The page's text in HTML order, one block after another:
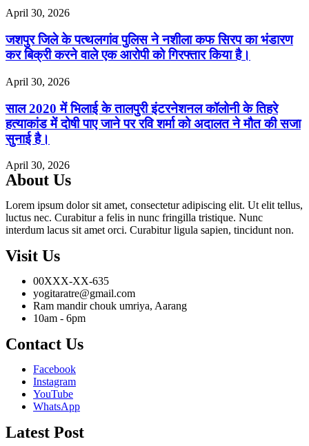
April 30, 2026
जशपुर जिले के पत्थलगांव पुलिस ने नशीला कफ सिरप का भंडारण
कर बिक्री करने वाले एक आरोपी को गिरफ्तार किया है।
April 30, 2026
साल 2020 में भिलाई के तालपुरी इंटरनेशनल कॉलोनी के तिहरे
हत्याकांड में दोषी पाए जाने पर रवि शर्मा को अदालत ने मौत की सजा
सुनाई है।
April 30, 2026
About Us
Lorem ipsum dolor sit amet, consectetur adipiscing elit. Ut elit tellus,
luctus nec. Curabitur a felis in nunc fringilla tristique. Nunc
interdum lacus sit amet orci. Curabitur ligula sapien, tincidunt non.
Visit Us
00XXX-XX-635
yogitaratre@gmail.com
Ram mandir chouk umriya, Aarang
10am - 6pm
Contact Us
Facebook
Instagram
YouTube
WhatsApp
Latest Post